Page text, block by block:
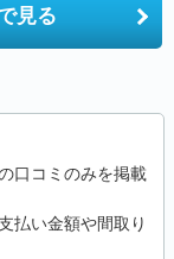
見る
口コミのみを掲載
払い金額や間取り